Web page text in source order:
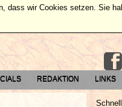
REDAKTION LINKS
dass wir Cookies setzen. Sie